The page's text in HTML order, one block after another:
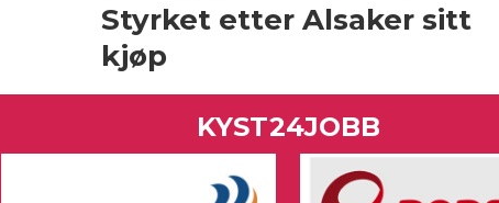
Styrket etter Alsaker sitt
kjøp
KYST24JOBB